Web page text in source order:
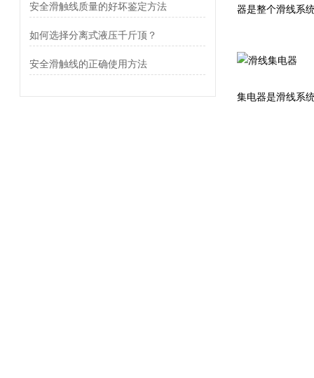
安全滑触线质量的好坏鉴定方法
如何选择分离式液压千斤顶？
安全滑触线的正确使用方法
器是整个滑线系
集电器是滑线系